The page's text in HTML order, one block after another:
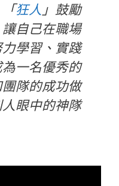
「狂人 」 鼓勵
自己在職場
學習、實踐
一名優秀的
隊的成功做
眼中的神隊